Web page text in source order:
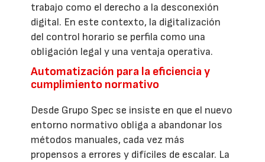
trabajo como el derecho a la desconexión
digital. En este contexto, la digitalización
del control horario se perfila como una
obligación legal y una ventaja operativa.
Automatización para la eficiencia y
cumplimiento normativo
Desde Grupo Spec se insiste en que el nuevo
entorno normativo obliga a abandonar los
métodos manuales, cada vez más
propensos a errores y difíciles de escalar. La